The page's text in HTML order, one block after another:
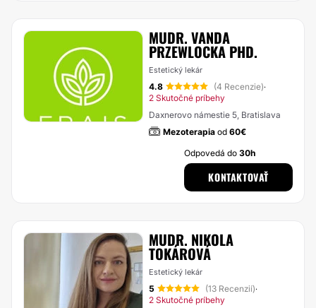
MUDR. VANDA
PRZEWLOCKA PHD.
Estetický lekár
4.8 (4 Recenzie)·
2 Skutočné príbehy
Daxnerovo námestie 5, Bratislava
Mezoterapia od 60€
Odpovedá do30h
KONTAKTOVAŤ
MUDR. NIKOLA
TOKÁROVÁ
Estetický lekár
5 (13 Recenzií)·
2 Skutočné príbehy